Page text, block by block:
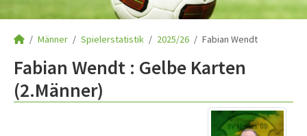
Männer Spielerstatistik 2025/26 Fabian Wendt
Fabian Wendt : Gelbe Karten
(2.Männer)